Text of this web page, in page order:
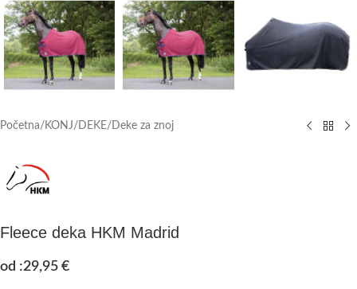
Početna/ KONJ/ DEKE/ Deke za znoj
Fleece deka HKM Madrid
od :29,95 €